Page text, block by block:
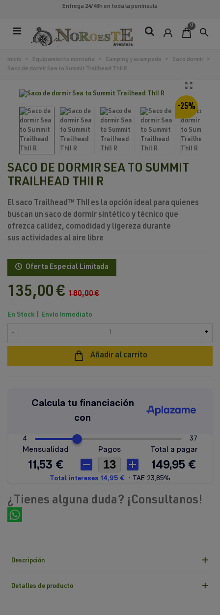
Entrega 24/48h en toda la península
0
search
Inicio > Equipamiento montaña > Camping y acampada > Saco dormir
>
Saco de dormir Sea to Summit Trailhead ThII R
-25%
SACO DE DORMIR SEA TO SUMMIT
TRAILHEAD THII R
El saco Trailhead™ ThII es la opción ideal para quienes
buscan un saco de dormir sintético y técnico que
ofrezca calidez, comodidad y ligereza durante
sus actividades al aire libre
Oferta Especial Limitada
135,00 € 180,00 €
En Stock | Envío Inmediato
- +
Añadir al carrito
¿Tienes alguna duda? ¡Consultanos!
Descripción
Detalles de producto